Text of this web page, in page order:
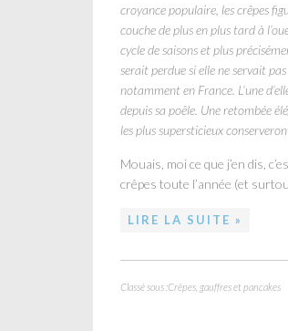
croyance populaire, les crêpes
couche de plus en plus tard à
cycle de saisons et plus
serait perdue si elle ne servait
notamment en France. L’une
depuis sa poêle. Une retombée
les plus supersticieux
Mouais, moi ce que j’en dis,
crêpes toute l’année (et
LIRE LA SUITE »
Classé sous :Crêpes, gauffres et pancakes